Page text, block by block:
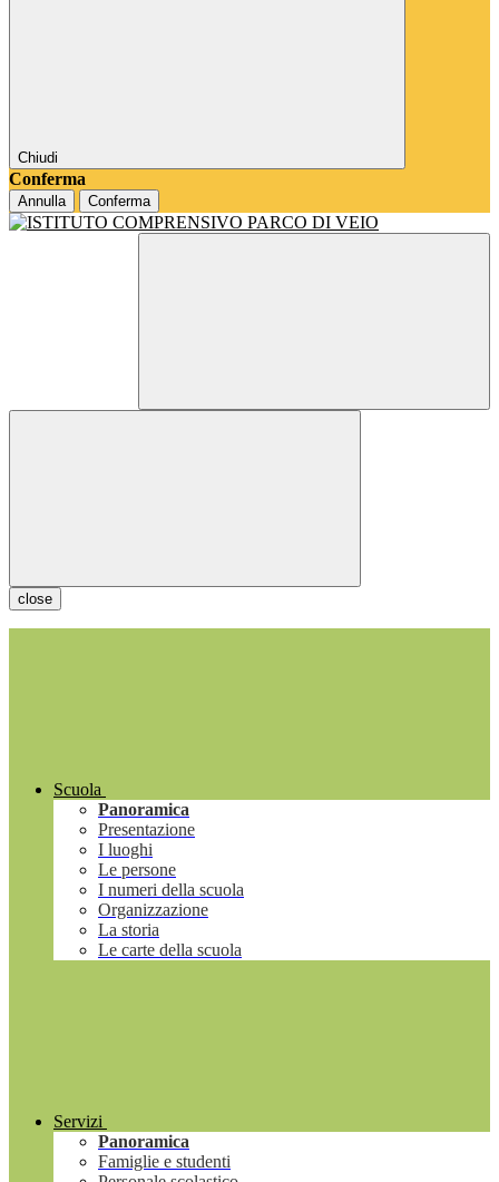
Chiudi
Conferma
Annulla Conferma
close
Scuola
Panoramica
Presentazione
I luoghi
Le persone
I numeri della scuola
Organizzazione
La storia
Le carte della scuola
Servizi
Panoramica
Famiglie e studenti